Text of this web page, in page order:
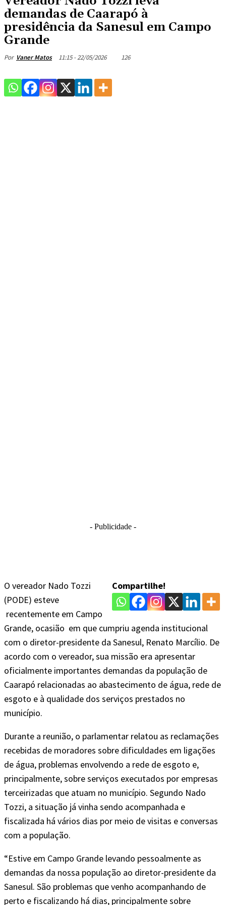
demandas de Caarapó à
presidência da Sanesul em Campo
Grande
Por Vaner Matos 11:15 - 22/05/2026 126
- Publicidade -
Compartilhe!
O vereador Nado Tozzi
(PODE) esteve
recentemente em Campo
Grande, ocasião em que cumpriu agenda institucional
com o diretor-presidente da Sanesul, Renato Marcílio. De
acordo com o vereador, sua missão era apresentar
oficialmente importantes demandas da população de
Caarapó relacionadas ao abastecimento de água, rede de
esgoto e à qualidade dos serviços prestados no
município.
Durante a reunião, o parlamentar relatou as reclamações
recebidas de moradores sobre dificuldades em ligações
de água, problemas envolvendo a rede de esgoto e,
principalmente, sobre serviços executados por empresas
terceirizadas que atuam no município. Segundo Nado
Tozzi, a situação já vinha sendo acompanhada e
fiscalizada há vários dias por meio de visitas e conversas
com a população.
“Estive em Campo Grande levando pessoalmente as
demandas da nossa população ao diretor-presidente da
Sanesul. São problemas que venho acompanhando de
perto e fiscalizando há dias, principalmente sobre